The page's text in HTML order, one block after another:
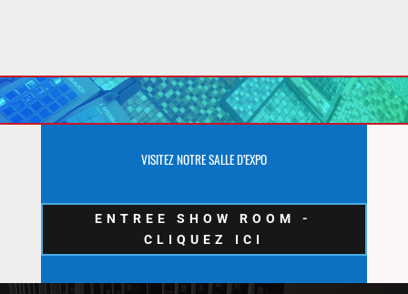
VISITEZ NOTRE SALLE D’EXPO
ENTREE SHOW ROOM -
CLIQUEZ ICI